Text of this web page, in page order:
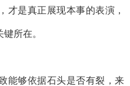
才是真正展现本事的表演，
所在。
能够依据石头是否有裂，来